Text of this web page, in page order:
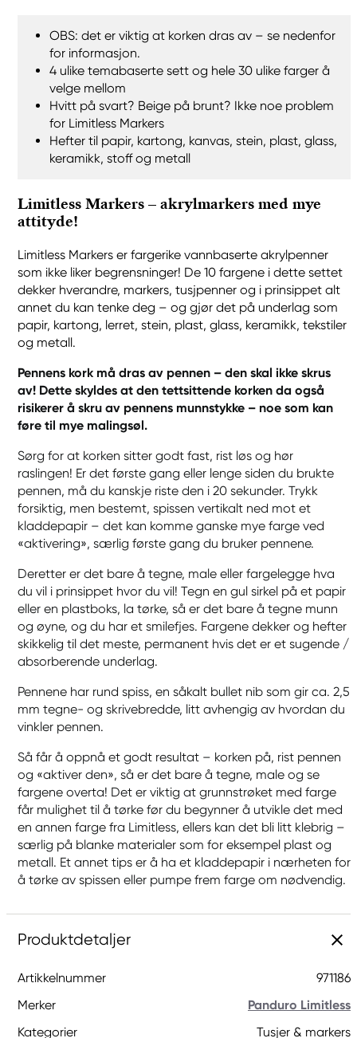
OBS: det er viktig at korken dras av – se nedenfor
for informasjon.
4 ulike temabaserte sett og hele 30 ulike farger å
velge mellom
Hvitt på svart? Beige på brunt? Ikke noe problem
for Limitless Markers
Hefter til papir, kartong, kanvas, stein, plast, glass,
keramikk, stoff og metall
Limitless Markers – akrylmarkers med mye
attityde!
Limitless Markers er fargerike vannbaserte akrylpenner
som ikke liker begrensninger! De 10 fargene i dette settet
dekker hverandre, markers, tusjpenner og i prinsippet alt
annet du kan tenke deg – og gjør det på underlag som
papir, kartong, lerret, stein, plast, glass, keramikk, tekstiler
og metall.
Pennens kork må dras av pennen – den skal ikke skrus
av! Dette skyldes at den tettsittende korken da også
risikerer å skru av pennens munnstykke – noe som kan
føre til mye malingsøl.
Sørg for at korken sitter godt fast, rist løs og hør
raslingen! Er det første gang eller lenge siden du brukte
pennen, må du kanskje riste den i 20 sekunder. Trykk
forsiktig, men bestemt, spissen vertikalt ned mot et
kladdepapir – det kan komme ganske mye farge ved
«aktivering», særlig første gang du bruker pennene.
Deretter er det bare å tegne, male eller fargelegge hva
du vil i prinsippet hvor du vil! Tegn en gul sirkel på et papir
eller en plastboks, la tørke, så er det bare å tegne munn
og øyne, og du har et smilefjes. Fargene dekker og hefter
skikkelig til det meste, permanent hvis det er et sugende /
absorberende underlag.
Pennene har rund spiss, en såkalt bullet nib som gir ca. 2,5
mm tegne- og skrivebredde, litt avhengig av hvordan du
vinkler pennen.
Så får å oppnå et godt resultat – korken på, rist pennen
og «aktiver den», så er det bare å tegne, male og se
fargene overta! Det er viktig at grunnstrøket med farge
får mulighet til å tørke før du begynner å utvikle det med
en annen farge fra Limitless, ellers kan det bli litt klebrig –
særlig på blanke materialer som for eksempel plast og
metall. Et annet tips er å ha et kladdepapir i nærheten for
å tørke av spissen eller pumpe frem farge om nødvendig.
Produktdetaljer
Artikkelnummer
971186
Merker
Panduro Limitless
Kategorier
Tusjer & markers